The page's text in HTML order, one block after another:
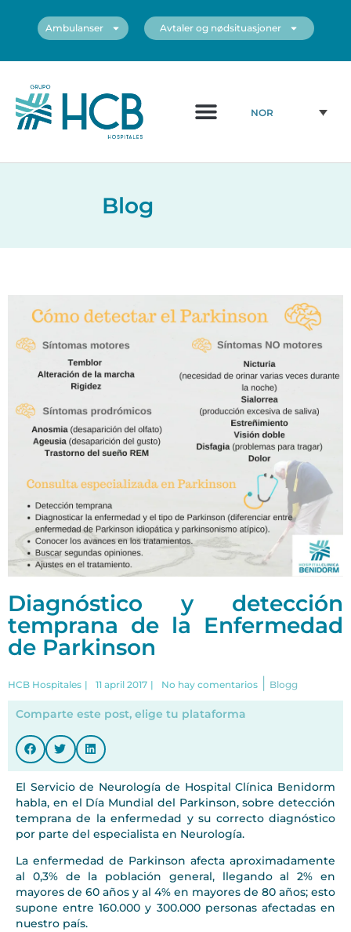
Ambulanser Avtaler og nødsituasjoner
NOR
Blog
Diagnóstico y detección
temprana de la Enfermedad
de Parkinson
HCB Hospitales | 11 april 2017 | No hay comentarios Blogg
Comparte este post, elige tu plataforma
El Servicio de Neurología de Hospital Clínica Benidorm
habla, en el Día Mundial del Parkinson, sobre detección
temprana de la enfermedad y su correcto diagnóstico
por parte del especialista en Neurología.
La enfermedad de Parkinson afecta aproximadamente
al 0,3% de la población general, llegando al 2% en
mayores de 60 años y al 4% en mayores de 80 años; esto
supone entre 160.000 y 300.000 personas afectadas en
nuestro país.